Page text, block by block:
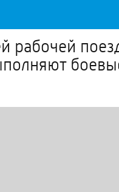
рабочей